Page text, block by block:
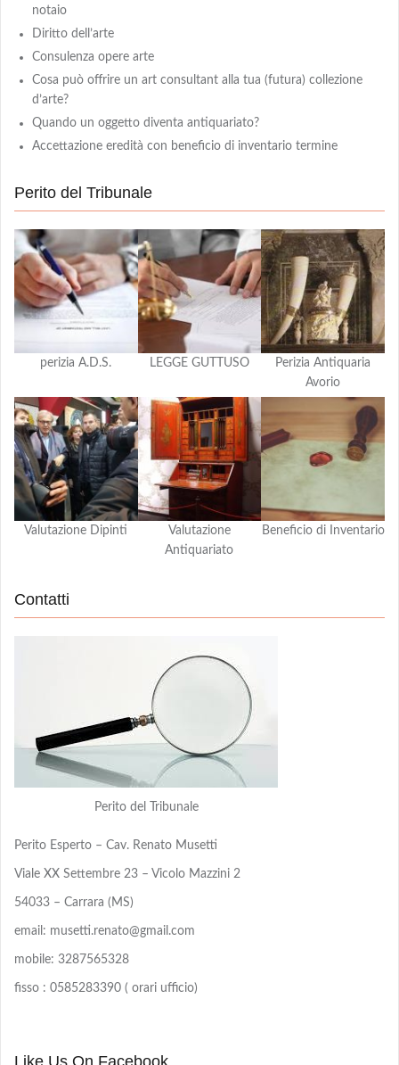
notaio
Diritto dell’arte
Consulenza opere arte
Cosa può offrire un art consultant alla tua (futura) collezione
d’arte?
Quando un oggetto diventa antiquariato?
Accettazione eredità con beneficio di inventario termine
Perito del Tribunale
perizia A.D.S. LEGGE GUTTUSO
Perizia Antiquaria
Avorio
Valutazione Dipinti
Valutazione
Antiquariato
Beneficio di Inventario
Contatti
Perito del Tribunale
Perito Esperto – Cav. Renato Musetti
Viale XX Settembre 23 – Vicolo Mazzini 2
54033 – Carrara (MS)
email: musetti.renato@gmail.com
mobile: 3287565328
fisso : 0585283390 ( orari ufficio)
Like Us On Facebook